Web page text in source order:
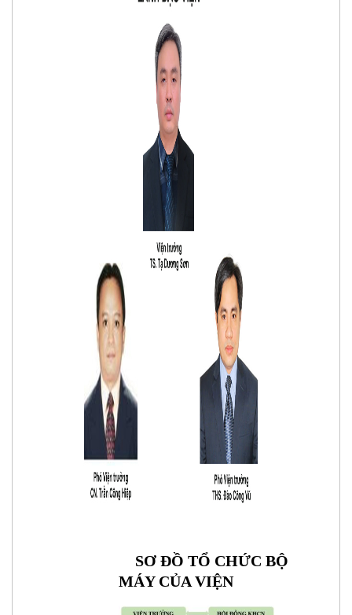
SƠ ĐỒ TỔ CHỨC BỘ
MÁY CỦA VIỆN